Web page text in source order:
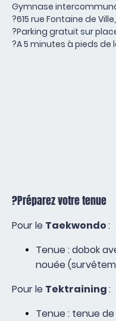
Gymnase
?615 rue Fontaine de
?Parking gratuit sur
?A 5 minutes à pieds
Pour le Taekwondo:
Tenue : dobok
nouée
Pour le Tektraining:
Tenue : tenue
?Préparez votre tenue